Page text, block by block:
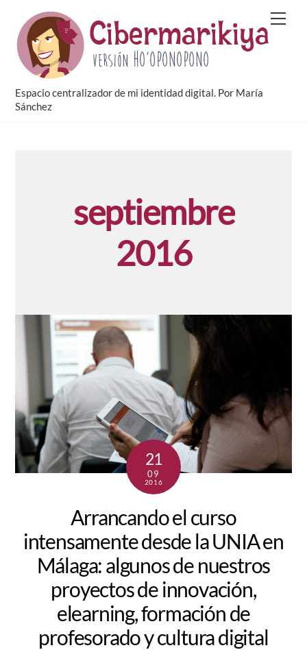
content
Espacio centralizador de mi identidad digital. Por María
Sánchez
septiembre
2016
21
09
2016
Arrancando el curso
intensamente desde la UNIA en
Málaga: algunos de nuestros
proyectos de innovación,
elearning, formación de
profesorado y cultura digital